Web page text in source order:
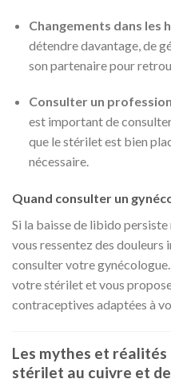
Changements dans les
détendre davantage, de
son partenaire pour
Consulter un
est important de
que le stérilet est bien
nécessaire.
Quand consulter un
Si la baisse de libido
vous ressentez des
consulter votre
votre stérilet et vous
contraceptives adaptées à
Les mythes et
stérilet au cuivre et